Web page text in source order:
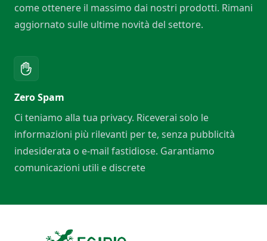
come ottenere il massimo dai nostri prodotti. Rimani
aggiornato sulle ultime novità del settore.
Zero Spam
Ci teniamo alla tua privacy. Riceverai solo le
informazioni più rilevanti per te, senza pubblicità
indesiderata o e-mail fastidiose. Garantiamo
comunicazioni utili e discrete